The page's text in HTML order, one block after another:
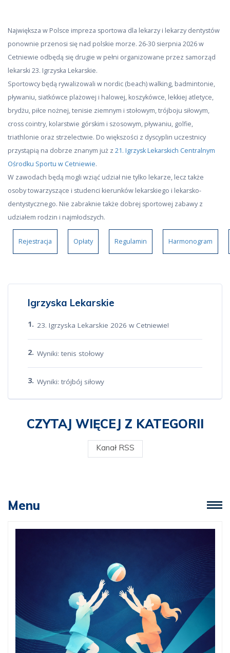
Największa w Polsce impreza sportowa dla lekarzy i lekarzy dentystów
ponownie przenosi się nad polskie morze. 26-30 sierpnia 2026 w
Cetniewie odbędą się drugie w pełni organizowane przez samorząd
lekarski 23. Igrzyska Lekarskie.
Sportowcy będą rywalizowali w nordic (beach) walking, badmintonie,
pływaniu, siatkówce plażowej i halowej, koszykówce, lekkiej atletyce,
brydżu, piłce nożnej, tenisie ziemnym i stołowym, trójboju siłowym,
cross cointry, kolarstwie górskim i szosowym, pływaniu, golfie,
triathlonie oraz strzelectwie. Do większości z dyscyplin uczestnicy
przystąpią na dobrze znanym już z 21. Igrzysk Lekarskich Centralnym
Ośrodku Sportu w Cetniewie.
W zawodach będą mogli wziąć udział nie tylko lekarze, lecz także
osoby towarzyszące i studenci kierunków lekarskiego i lekarsko-
dentystycznego. Nie zabraknie także dobrej sportowej zabawy z
udziałem rodzin i najmłodszych.
Rejestracja Opłaty Regulamin Harmonogram
Igrzyska Lekarskie
23. Igrzyska Lekarskie 2026 w Cetniewie!
Wyniki: tenis stołowy
Wyniki: trójbój siłowy
CZYTAJ WIĘCEJ Z KATEGORII
Kanał RSS
Menu